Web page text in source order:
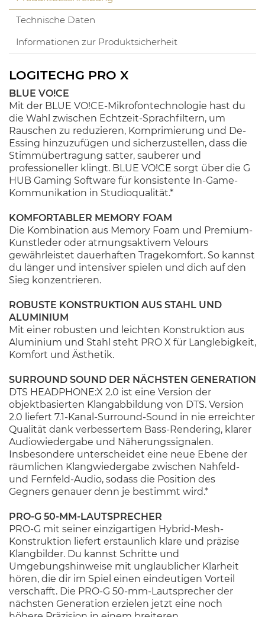
Technische Daten
Informationen zur Produktsicherheit
LOGITECHG PRO X
BLUE VO!CE
Mit der BLUE VO!CE-Mikrofontechnologie hast du
die Wahl zwischen Echtzeit-Sprachfiltern, um
Rauschen zu reduzieren, Komprimierung und De-
Essing hinzuzufügen und sicherzustellen, dass die
Stimmübertragung satter, sauberer und
professioneller klingt. BLUE VO!CE sorgt über die G
HUB Gaming Software für konsistente In-Game-
Kommunikation in Studioqualität.*
KOMFORTABLER MEMORY FOAM
Die Kombination aus Memory Foam und Premium-
Kunstleder oder atmungsaktivem Velours
gewährleistet dauerhaften Tragekomfort. So kannst
du länger und intensiver spielen und dich auf den
Sieg konzentrieren.
ROBUSTE KONSTRUKTION AUS STAHL UND
ALUMINIUM
Mit einer robusten und leichten Konstruktion aus
Aluminium und Stahl steht PRO X für Langlebigkeit,
Komfort und Ästhetik.
SURROUND SOUND DER NÄCHSTEN GENERATION
DTS HEADPHONE:X 2.0 ist eine Version der
objektbasierten Klangabbildung von DTS. Version
2.0 liefert 7.1-Kanal-Surround-Sound in nie erreichter
Qualität dank verbessertem Bass-Rendering, klarer
Audiowiedergabe und Näherungssignalen.
Insbesondere unterscheidet eine neue Ebene der
räumlichen Klangwiedergabe zwischen Nahfeld-
und Fernfeld-Audio, sodass die Position des
Gegners genauer denn je bestimmt wird.*
PRO-G 50-MM-LAUTSPRECHER
PRO-G mit seiner einzigartigen Hybrid-Mesh-
Konstruktion liefert erstaunlich klare und präzise
Klangbilder. Du kannst Schritte und
Umgebungshinweise mit unglaublicher Klarheit
hören, die dir im Spiel einen eindeutigen Vorteil
verschafft. Die PRO-G 50-mm-Lautsprecher der
nächsten Generation erzielen jetzt eine noch